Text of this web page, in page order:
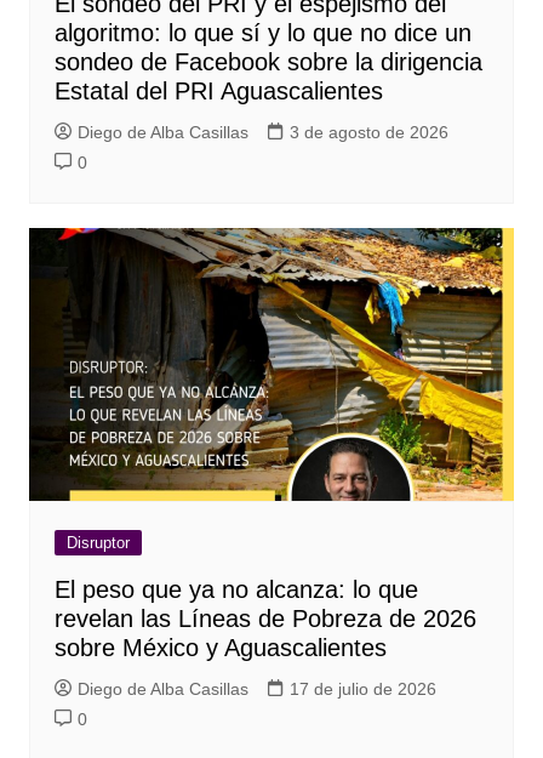
algoritmo: lo que sí y lo que no dice un
sondeo de Facebook sobre la dirigencia
Estatal del PRI Aguascalientes
Diego de Alba Casillas
3 de agosto de 2026
0
Disruptor
El peso que ya no alcanza: lo que
revelan las Líneas de Pobreza de 2026
sobre México y Aguascalientes
Diego de Alba Casillas
17 de julio de 2026
0